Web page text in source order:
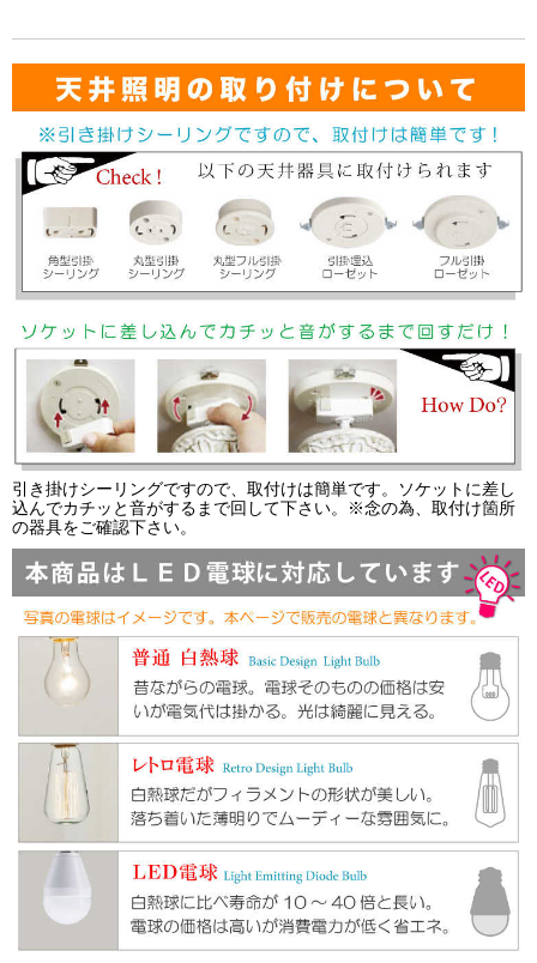
引き掛けシーリングですので、取付けは簡単です。ソケットに差し
込んでカチッと音がするまで回して下さい。※念の為、取付け箇所
の器具をご確認下さい。